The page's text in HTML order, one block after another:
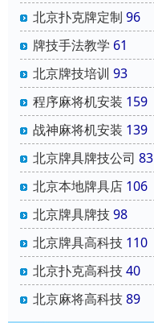
北京扑克牌定制 96
牌技手法教学 61
北京牌技培训 93
程序麻将机安装 159
战神麻将机安装 139
北京牌具牌技公司 83
北京本地牌具店 106
北京牌具牌技98
北京牌具高科技 110
北京扑克高科技40
北京麻将高科技89